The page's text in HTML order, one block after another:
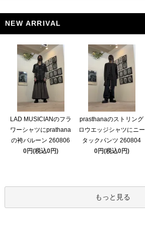
NEW ARRIVAL
LAD MUSICIANのフラ
ワーシャツにprathana
の袴バルーン 260806
0円(税込0円)
prasthanaのストリング
ロウエッジシャツにニー
タックパンツ 260804
0円(税込0円)
もっと見る